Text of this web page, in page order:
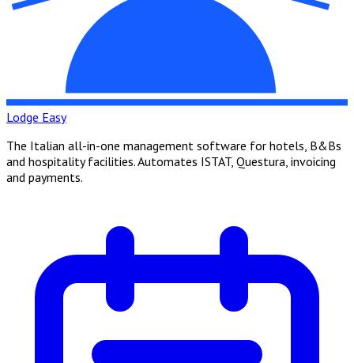
Lodge Easy
The Italian all-in-one management software for hotels, B&Bs
and hospitality facilities. Automates ISTAT, Questura, invoicing
and payments.